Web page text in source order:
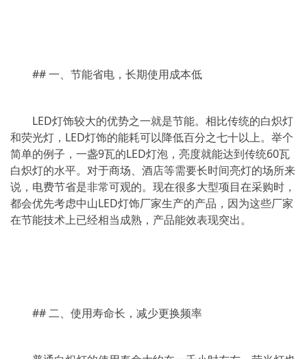
## 一、节能省电，长期使用成本低
LED灯饰较大的优势之一就是节能。相比传统的白炽灯
和荧光灯，LED灯饰的能耗可以降低百分之七十以上。举个
简单的例子，一盏9瓦的LED灯泡，亮度就能达到传统60瓦
白炽灯的水平。对于商场、酒店等需要长时间亮灯的场所来
说，电费节省是非常可观的。现在很多大型项目在采购时，
都会优先考虑中山LED灯饰厂家生产的产品，因为这些厂家
在节能技术上已经相当成熟，产品能效表现突出。
## 二、使用寿命长，减少更换频率